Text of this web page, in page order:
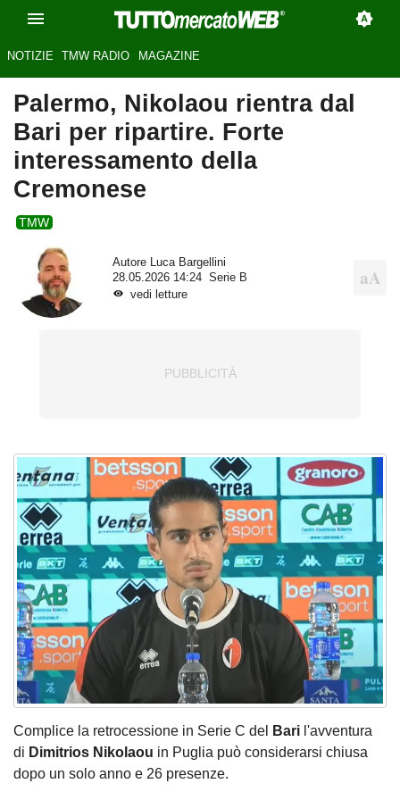
NOTIZIE TMW RADIO MAGAZINE
Palermo, Nikolaou rientra dal
Bari per ripartire. Forte
interessamento della
Cremonese
TMW
Autore Luca Bargellini
28.05.2026 14:24
Serie B
vedi letture
Complice la retrocessione in Serie C del Bari l'avventura
di Dimitrios Nikolaou in Puglia può considerarsi chiusa
dopo un solo anno e 26 presenze.